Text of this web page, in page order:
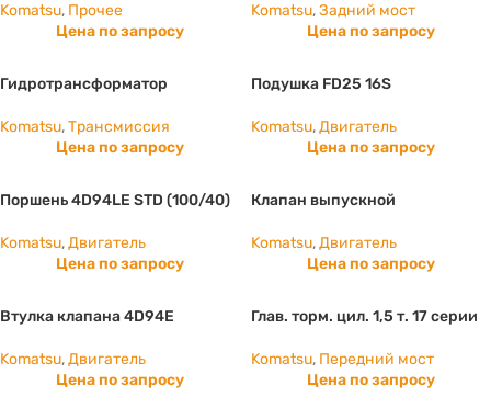
Komatsu, Прочее
Цена по запросу
Komatsu,Задний мост
Цена по запросу
Гидротрансформатор
Komatsu,Трансмиссия
Цена по запросу
Подушка FD25 16S
Komatsu,Двигатель
Цена по запросу
Поршень 4D94LE STD (100/40)
Komatsu,Двигатель
Цена по запросу
Клапан выпускной
Komatsu,Двигатель
Цена по запросу
Втулка клапана 4D94E
Komatsu,Двигатель
Цена по запросу
Глав. торм. цил. 1,5 т. 17 серии
Komatsu, Передний мост
Цена по запросу